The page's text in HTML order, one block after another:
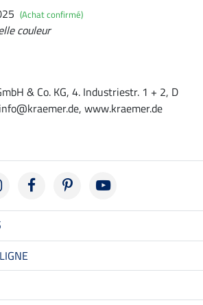
(Achat confirmé)
couleur
& Co. KG, 4. Industriestr. 1 + 2, D
www.kraemer.de